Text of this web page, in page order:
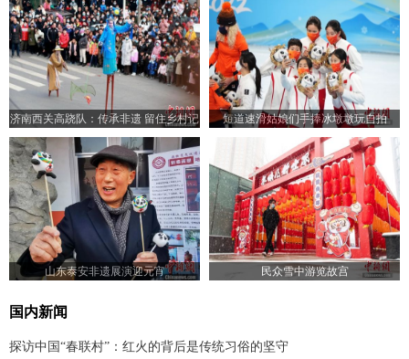
济南西关高跷队：传承非遗 留住乡村记
忆
短道速滑姑娘们手捧冰墩墩玩自拍
山东泰安非遗展演迎元宵 民众雪中游览故宫
国内新闻
探访中国“春联村”：红火的背后是传统习俗的坚守